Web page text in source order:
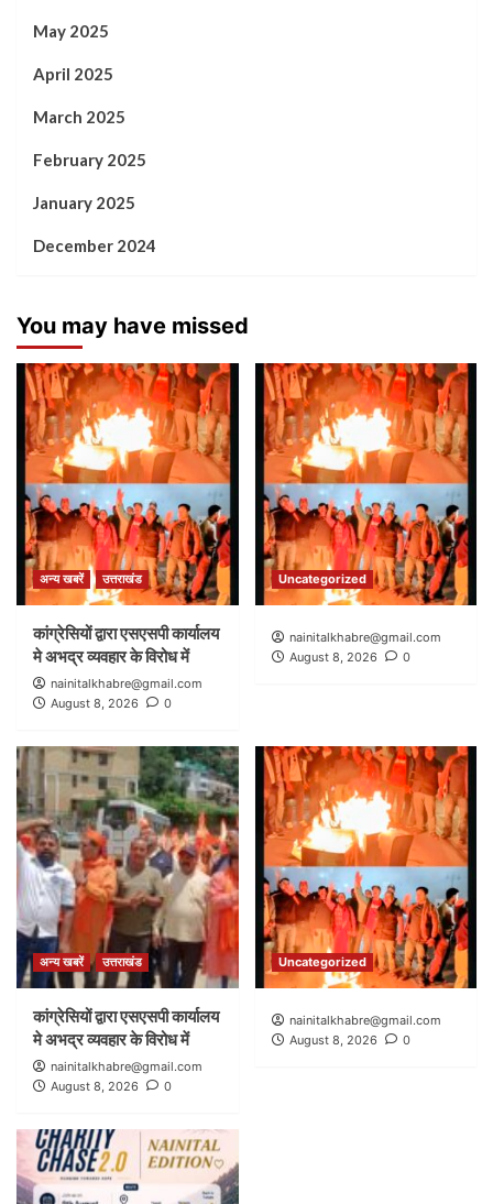
May 2025
April 2025
March 2025
February 2025
January 2025
December 2024
You may have missed
अन्य खबरें उत्तराखंड
कांग्रेसियों द्वारा एसएसपी कार्यालय
मे अभद्र व्यवहार के विरोध में
nainitalkhabre@gmail.com
August 8, 2026
0
Uncategorized
nainitalkhabre@gmail.com
August 8, 2026
0
अन्य खबरें उत्तराखंड
कांग्रेसियों द्वारा एसएसपी कार्यालय
मे अभद्र व्यवहार के विरोध में
nainitalkhabre@gmail.com
August 8, 2026
0
Uncategorized
nainitalkhabre@gmail.com
August 8, 2026
0